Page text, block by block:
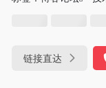
链接直达